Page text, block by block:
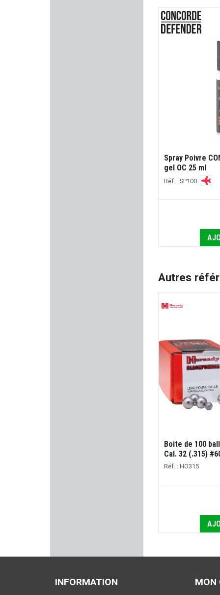
Spray Poivre
gel OC 25 ml
Réf. : SP100
Autres
Boite de 100
Cal. 32 (.315)
Réf. : HO315
INFORMATION MON